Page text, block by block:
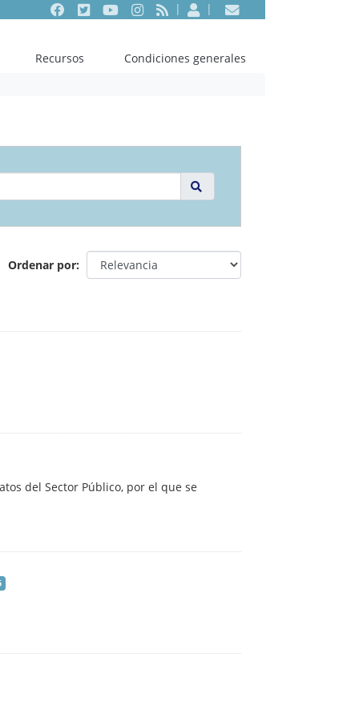
Facebook
TwitterYoutubeInstagram
RSS EntrarContacto
Recursos
Condiciones generales
Ordenar por
del Sector Público, por el que se